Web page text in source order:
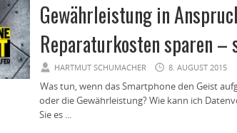
Gewährleistung in
Reparaturkosten sparen –
HARTMUT SCHUMACHER 8. AUGUST 2015
Was tun, wenn das Smartphone den Geist
oder die Gewährleistung? Wie kann ich
Sie es ...